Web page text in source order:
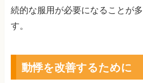
続的な服用が必要になることが
す。
動悸を改善するために